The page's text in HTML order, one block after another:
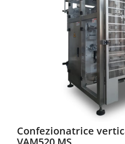
Confezionatrice